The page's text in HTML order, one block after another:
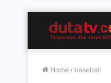
Home / baseball